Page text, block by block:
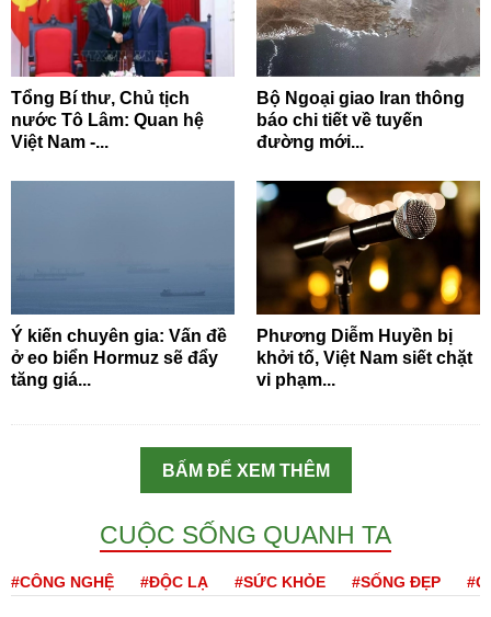
Tổng Bí thư, Chủ tịch
nước Tô Lâm: Quan hệ
Việt Nam -...
Bộ Ngoại giao Iran thông
báo chi tiết về tuyến
đường mới...
Ý kiến chuyên gia: Vấn đề
ở eo biển Hormuz sẽ đẩy
tăng giá...
Phương Diễm Huyền bị
khởi tố, Việt Nam siết chặt
vi phạm...
BẤM ĐỂ XEM THÊM
CUỘC SỐNG QUANH TA
#CÔNG NGHỆ #ĐỘC LẠ #SỨC KHỎE #SỐNG ĐẸP